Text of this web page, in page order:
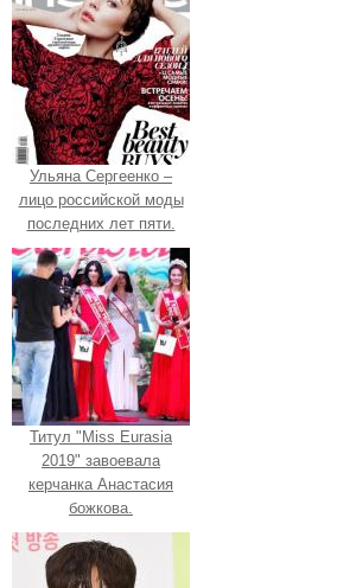
Ульяна Сергеенко –
лицо российской моды
последних лет пяти.
Титул "Miss Eurasia
2019" завоевала
керчанка Анастасия
божкова.